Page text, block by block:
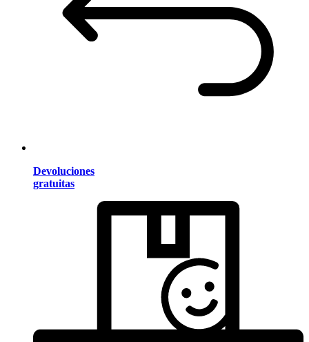
Devoluciones
gratuitas